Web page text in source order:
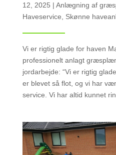
12, 2025 | Anlægning af
Haveservice
Skønne
Vi er rigtig glade for haven
professionelt anlagt
jordarbejde: “Vi er rigtig
er blevet så flot, og vi har
service. Vi har altid kunnet